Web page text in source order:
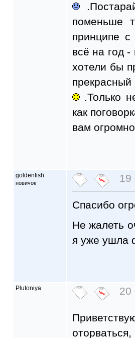
поменьше
принципе с
всё на год -
хотели бы
.Только
как
вам
goldenfish
новичок 19
Спасибо
Не жалеть
я уже ушла
Plutoniya 20